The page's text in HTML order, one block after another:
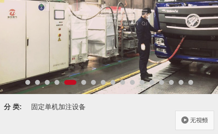
分 类: 固定单机加注设备